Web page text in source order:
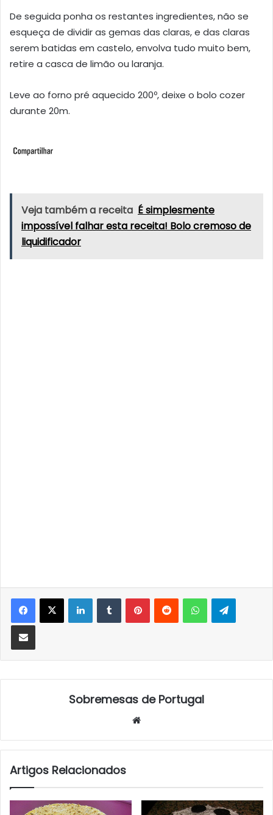
De seguida ponha os restantes ingredientes, não se
esqueça de dividir as gemas das claras, e das claras
serem batidas em castelo, envolva tudo muito bem,
retire a casca de limão ou laranja.
Leve ao forno pré aquecido 200º, deixe o bolo cozer
durante 20m.
Veja também a receita É simplesmente
impossível falhar esta receita! Bolo cremoso de
liquidificador
LinkedInTumblrPinterestReddit WhatsApp
Partilhar Via Email
Sobremesas de Portugal
Artigos Relacionados